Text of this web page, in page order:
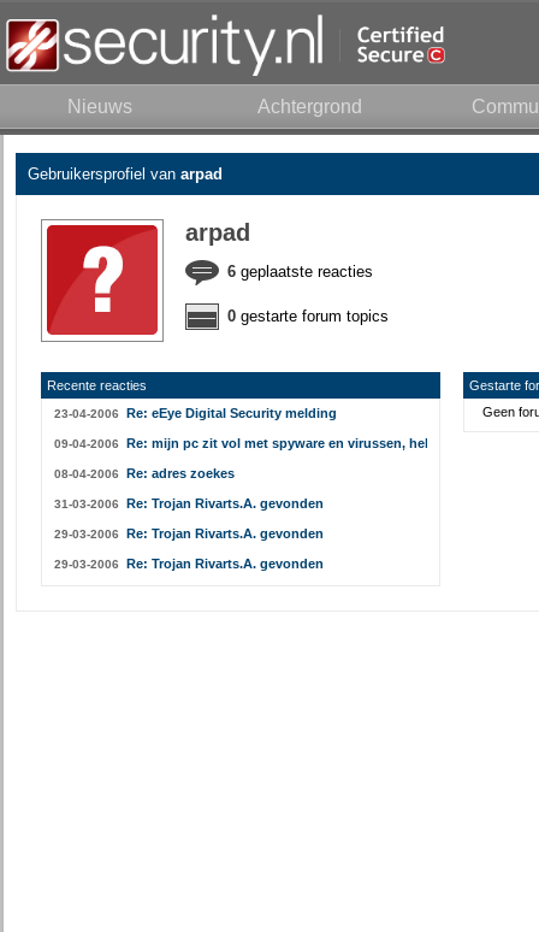
Nieuws Achtergrond
Gebruikersprofiel van arpad
arpad
6geplaatste reacties
0gestarte forum topics
Recente reacties
23-04-2006 Re: eEye Digital Security melding
09-04-2006 Re: mijn pc zit vol met spyware en virussen, help!!
08-04-2006 Re: adres zoekes
31-03-2006 Re: Trojan Rivarts.A. gevonden
29-03-2006 Re: Trojan Rivarts.A. gevonden
29-03-2006 Re: Trojan Rivarts.A. gevonden
Gestarte
Geen